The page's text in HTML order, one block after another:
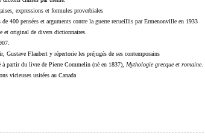
expressions et formules proverbiales
400 pensées et arguments contre la guerre recueillis par Ermenonville en 1933
et original de divers dictionnaires.
Gustave Flaubert y répertorie les préjugés de ses contemporains
à partir du livre de Pierre Commelin (né en 1837), Mythologie grecque et romaine.
vicieuses usitées au Canada